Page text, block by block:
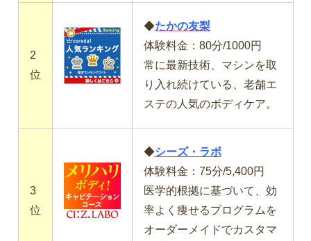
2
位
◆たかの友梨
体験料金：80分/1000円
常に最新技術、マシンを取
り入れ続けている、老舗エ
ステの人気のボディケア。
3
位
◆シーズ・ラボ
体験料金：75分/5,400円
医学的根拠に基づいて、効
率よく痩せるプログラムを
オーダーメイドでカスタマ